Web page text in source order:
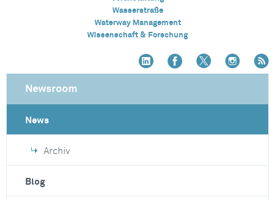
Wasserstraße
Waterway Management
Wissenschaft & Forschung
Newsroom
News
Archiv
Blog